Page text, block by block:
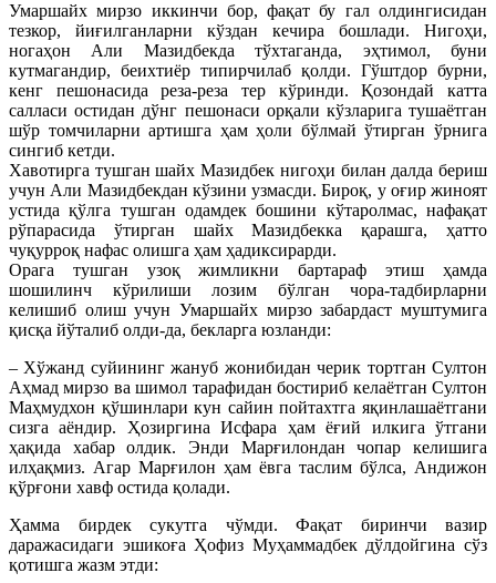
Умаршайх мирзо иккинчи бор, фақат бу гал олдингисидан
тезкор, йиғилганларни кўздан кечира бошлади. Нигоҳи,
ногаҳон Али Мазидбекда тўхтаганда, эҳтимол, буни
кутмагандир, беихтиёр типирчилаб қолди. Гўштдор бурни,
кенг пешонасида реза-реза тер кўринди. Қозондай катта
салласи остидан дўнг пешонаси орқали кўзларига тушаётган
шўр томчиларни артишга ҳам ҳоли бўлмай ўтирган ўрнига
сингиб кетди.
Хавотирга тушган шайх Мазидбек нигоҳи билан далда бериш
учун Али Мазидбекдан кўзини узмасди. Бироқ, у оғир жиноят
устида қўлга тушган одамдек бошини кўтаролмас, нафақат
рўпарасида ўтирган шайх Мазидбекка қарашга, ҳатто
чуқурроқ нафас олишга ҳам ҳадиксирарди.
Орага тушган узоқ жимликни бартараф этиш ҳамда
шошилинч кўрилиши лозим бўлган чора-тадбирларни
келишиб олиш учун Умаршайх мирзо забардаст муштумига
қисқа йўталиб олди-да, бекларга юзланди:
– Хўжанд суйининг жануб жонибидан черик тортган Султон
Аҳмад мирзо ва шимол тарафидан бостириб келаётган Султон
Маҳмудхон қўшинлари кун сайин пойтахтга яқинлашаётгани
сизга аёндир. Ҳозиргина Исфара ҳам ёғий илкига ўтгани
ҳақида хабар олдик. Энди Марғилондан чопар келишига
илҳақмиз. Агар Марғилон ҳам ёвга таслим бўлса, Андижон
қўрғони хавф остида қолади.
Ҳамма бирдек сукутга чўмди. Фақат биринчи вазир
даражасидаги эшикоға Ҳофиз Муҳаммадбек дўлдойгина сўз
қотишга жазм этди: